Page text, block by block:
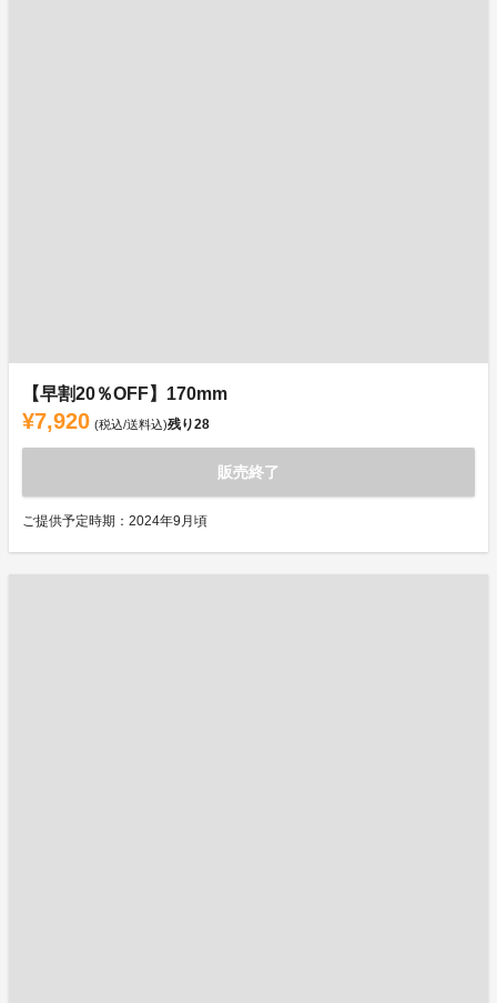
【早割20％OFF】170mm
¥7,920 (税込/送料込)残り28
販売終了
ご提供予定時期：2024年9月頃